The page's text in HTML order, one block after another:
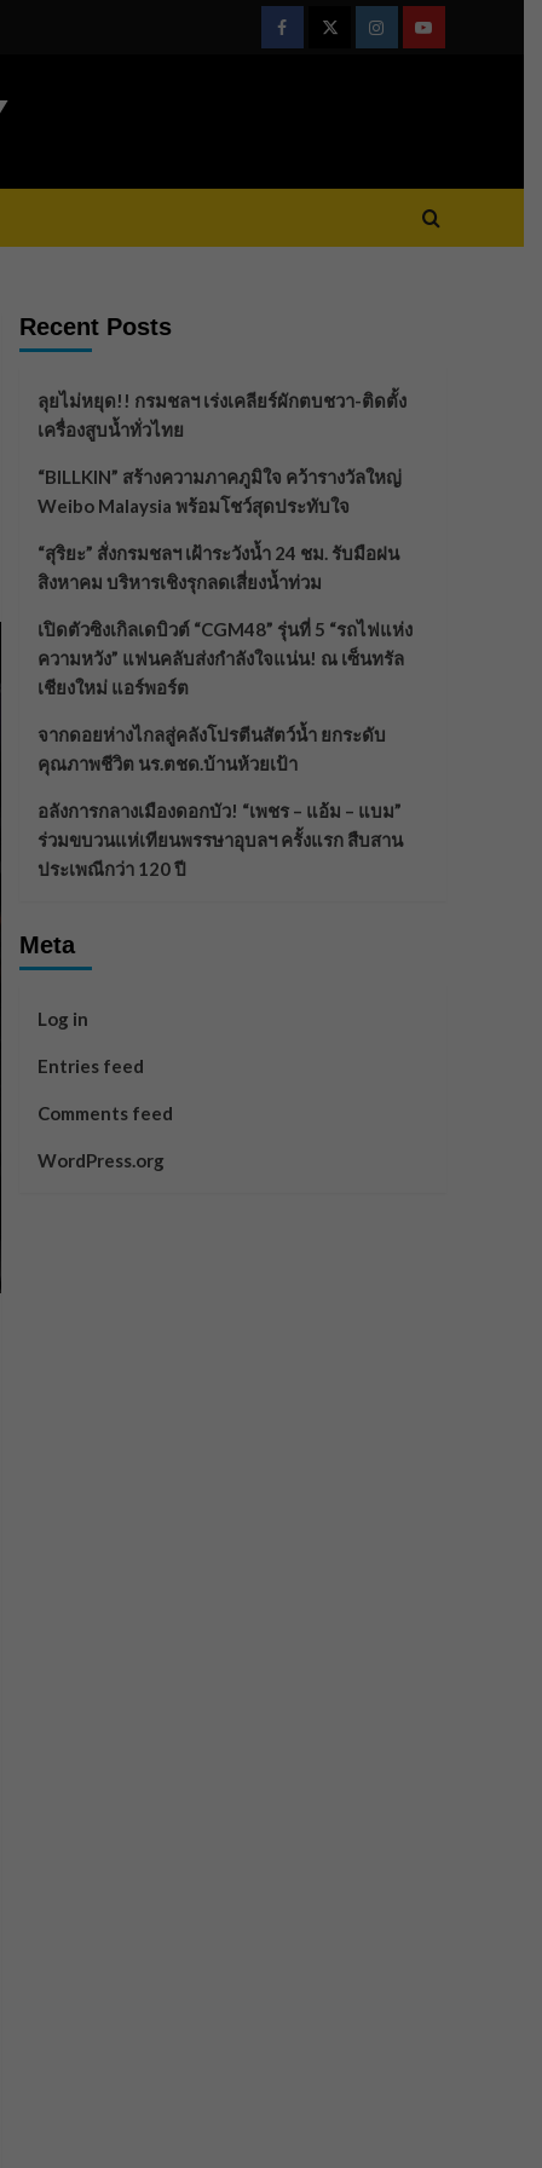
FacebookTwitterInstagramYoutube
Recent Posts
ลุยไม่หยุด!! กรมชลฯ เร่งเคลียร์ผักตบชวา-ติดตั้ง
เครื่องสูบน้ำทั่วไทย
“BILLKIN” สร้างความภาคภูมิใจ คว้ารางวัลใหญ่
Weibo Malaysia พร้อมโชว์สุดประทับใจ
“สุริยะ” สั่งกรมชลฯ เฝ้าระวังน้ำ 24 ชม. รับมือฝน
สิงหาคม บริหารเชิงรุกลดเสี่ยงน้ำท่วม
เปิดตัวซิงเกิลเดบิวต์ “CGM48” รุ่นที่ 5 “รถไฟแห่ง
ความหวัง” แฟนคลับส่งกำลังใจแน่น! ณ เซ็นทรัล
เชียงใหม่ แอร์พอร์ต
จากดอยห่างไกลสู่คลังโปรตีนสัตว์น้ำ ยกระดับ
คุณภาพชีวิต นร.ตชด.บ้านห้วยเป้า
อลังการกลางเมืองดอกบัว! “เพชร – แอ้ม – แบม”
ร่วมขบวนแห่เทียนพรรษาอุบลฯ ครั้งแรก สืบสาน
ประเพณีกว่า 120 ปี
Meta
Log in
Entries feed
Comments feed
WordPress.org